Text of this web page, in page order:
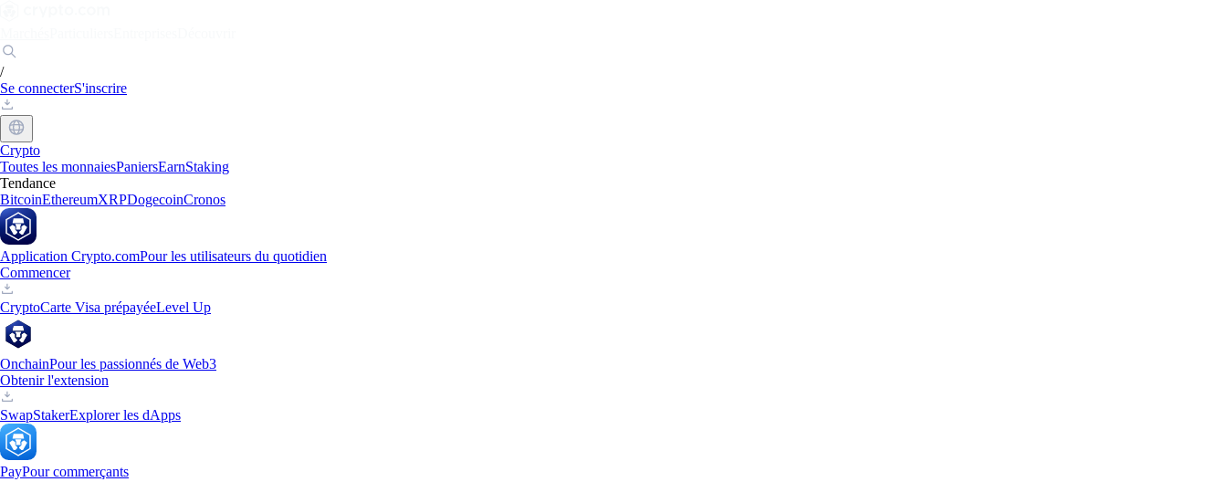
/
Se connecterS'inscrire
Crypto
Toutes les monnaiesPaniersEarnStaking
Tendance
BitcoinEthereumXRPDogecoinCronos
Application Crypto.comPour les utilisateurs du quotidien
Commencer
CryptoCarte Visa prépayéeLevel Up
OnchainPour les passionnés de Web3
Obtenir l'extension
SwapStakerExplorer les dApps
PayPour commerçants